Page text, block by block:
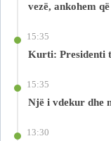
vezë, ankohem
15:35
Kurti: Presidenti
15:35
Një i vdekur dhe
13:30